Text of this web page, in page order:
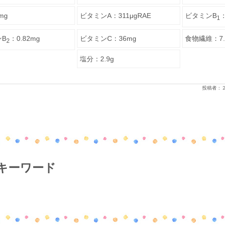
ビタミンA：311μgRAE ビタミンB1
B2 ：0.82mg ビタミンC：36mg 食物繊維：
塩分：2.9g
投稿者：
ーワード